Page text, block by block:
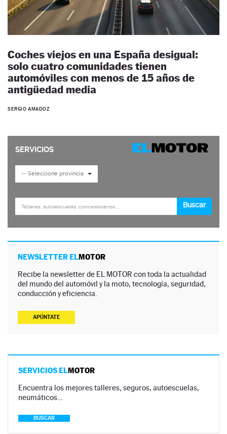
Coches viejos en una España desigual:
solo cuatro comunidades tienen
automóviles con menos de 15 años de
antigüedad media
SERGIO AMADOZ
NEWSLETTER ELMOTOR
Recibe la newsletter de EL MOTOR con toda la actualidad
del mundo del automóvil y la moto, tecnología, seguridad,
conducción y eficiencia.
APÚNTATE
SERVICIOS ELMOTOR
Encuentra los mejores talleres, seguros, autoescuelas,
neumáticos…
BUSCAR